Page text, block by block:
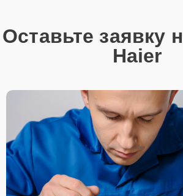
Оставьте заявку
Haier